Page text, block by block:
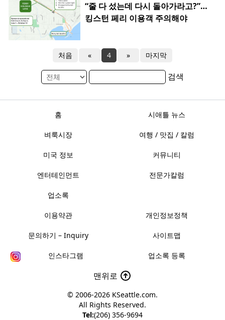
“줄 다 섰는데 다시 돌아가라고?”…
킹스턴 페리 이용객 주의해야
처음 « 4 » 마지막
검색
홈 시애틀 뉴스
벼룩시장 여행 / 맛집 / 칼럼
미국 정보 커뮤니티
엔터테인먼트 전문가칼럼
업소록
이용약관 개인정보정책
문의하기 – Inquiry 사이트맵
인스타그램 업소록 등록
맨위로
© 2006-2026 KSeattle.com.
All Rights Reserved.
Tel:(206) 356-9694